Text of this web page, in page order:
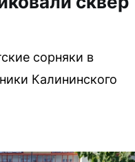
сорняки в
Калининского